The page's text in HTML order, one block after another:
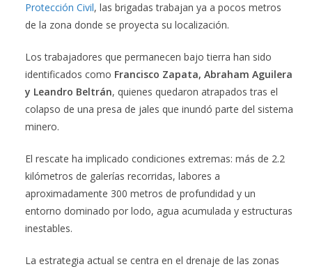
Protección Civil, las brigadas trabajan ya a pocos metros
de la zona donde se proyecta su localización.
Los trabajadores que permanecen bajo tierra han sido
identificados como Francisco Zapata, Abraham Aguilera
y Leandro Beltrán, quienes quedaron atrapados tras el
colapso de una presa de jales que inundó parte del sistema
minero.
El rescate ha implicado condiciones extremas: más de 2.2
kilómetros de galerías recorridas, labores a
aproximadamente 300 metros de profundidad y un
entorno dominado por lodo, agua acumulada y estructuras
inestables.
La estrategia actual se centra en el drenaje de las zonas